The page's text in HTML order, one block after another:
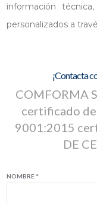
información
personalizados a
¡Contacta
COMFORMA
certificado
9001:2015
DE
NOMBRE *